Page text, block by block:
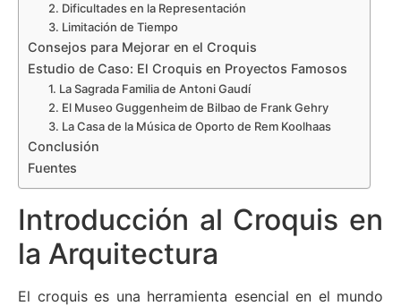
2. Dificultades en la Representación
3. Limitación de Tiempo
Consejos para Mejorar en el Croquis
Estudio de Caso: El Croquis en Proyectos Famosos
1. La Sagrada Familia de Antoni Gaudí
2. El Museo Guggenheim de Bilbao de Frank Gehry
3. La Casa de la Música de Oporto de Rem Koolhaas
Conclusión
Fuentes
Introducción al Croquis en
la Arquitectura
El croquis es una herramienta esencial en el mundo